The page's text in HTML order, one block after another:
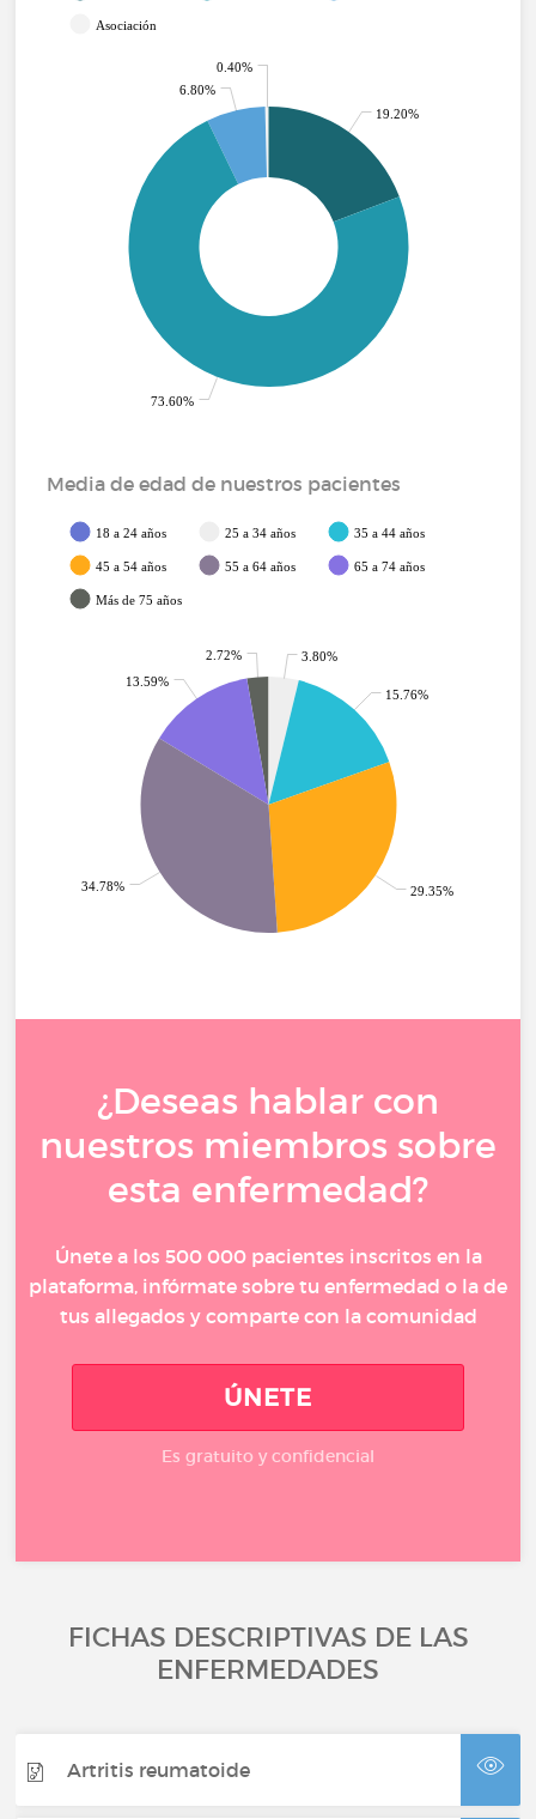
Asociación
19.20%
73.60%
6.80%
0.40%
Media de edad de nuestros pacientes
18 a 24 años 25 a 34 años 35 a 44 años
45 a 54 años 55 a 64 años 65 a 74 años
Más de 75 años
3.80%
15.76%
29.35%
34.78%
13.59%
2.72%
¿Deseas hablar con
nuestros miembros sobre
esta enfermedad?
Únete a los 500 000 pacientes inscritos en la
plataforma, infórmate sobre tu enfermedad o la de
tus allegados y comparte con la comunidad
ÚNETE
Es gratuito y confidencial
FICHAS DESCRIPTIVAS DE LAS
ENFERMEDADES
Artritis reumatoide